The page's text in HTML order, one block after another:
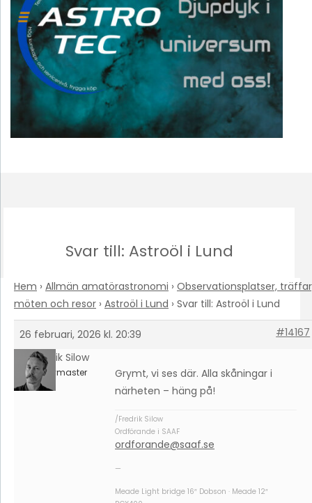
Svar till: Astroöl i Lund
Hem › Allmän amatörastronomi › Observationsplatser,
möten och resor › Astroöl i Lund › Svar till: Astroöl i Lund
26 februari, 2026 kl. 20:39
#14167
Fredrik Silow
Keymaster
Grymt, vi ses där. Alla skåningar i
närheten – häng på!
/Fredrik Silow
Ordförande i SAAF
ordforande@saaf.se
—
Meade Light bridge 16″ Dobson · Meade 12″